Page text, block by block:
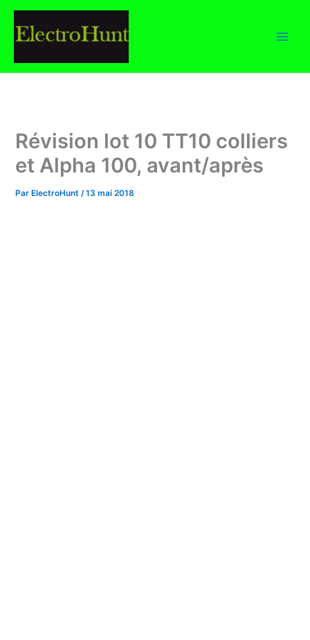
Aller
contenu
Révision lot 10 TT10 colliers
et Alpha 100, avant/après
Par ElectroHunt/13 mai 2018